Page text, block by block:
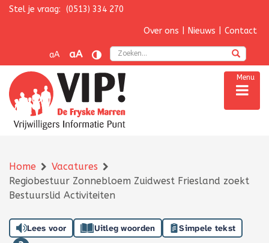
Navigatie overslaan
Stel je vraag: (0513) 334 270
Over ons Nieuws Contact
aA aA
Menu
Home
Vacatures
Regiobestuur Zonnebloem Zuidwest Friesland zoekt
Bestuurslid Activiteiten
Lees voor Uitleg woorden Simpele tekst